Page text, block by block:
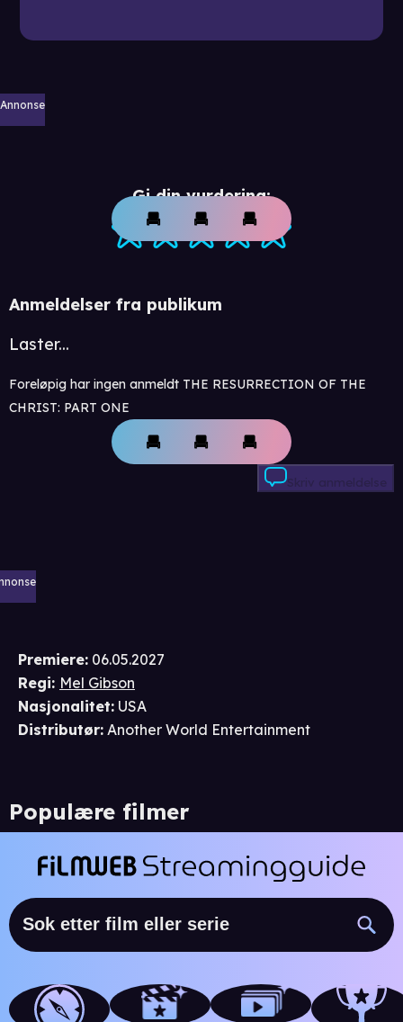
Annonse
Gi din vurdering:
Anmeldelser fra publikum
Laster...
Foreløpig har ingen anmeldt THE RESURRECTION OF THE
CHRIST: PART ONE
Skriv anmeldelse
Premiere: 06.05.2027
Regi: Mel Gibson
Nasjonalitet: USA
Distributør: Another World Entertainment
Populære filmer